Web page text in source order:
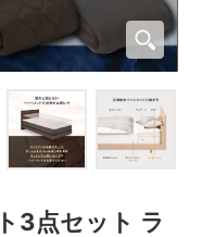
3点セット ラ